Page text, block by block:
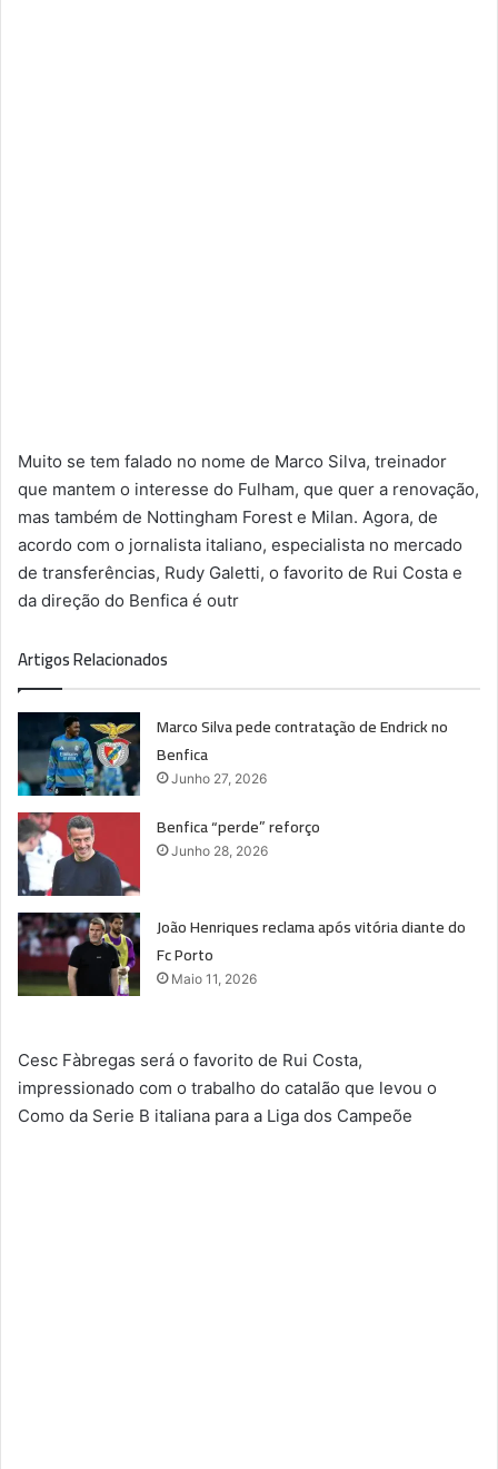
Muito se tem falado no nome de Marco Silva, treinador
que mantem o interesse do Fulham, que quer a renovação,
mas também de Nottingham Forest e Milan. Agora, de
acordo com o jornalista italiano, especialista no mercado
de transferências, Rudy Galetti, o favorito de Rui Costa e
da direção do Benfica é outr
Artigos Relacionados
Marco Silva pede contratação de Endrick no
Benfica
Junho 27, 2026
Benfica “perde” reforço
Junho 28, 2026
João Henriques reclama após vitória diante do
Fc Porto
Maio 11, 2026
Cesc Fàbregas será o favorito de Rui Costa,
impressionado com o trabalho do catalão que levou o
Como da Serie B italiana para a Liga dos Campeõe